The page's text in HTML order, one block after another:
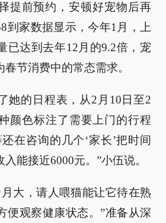
提前预约，安顿好宠物后再
到家数据显示，今年1月，上
已达到去年12月的9.2倍，宠
节消费中的常态需求。
她的日程表，从2月10日至2
颜色标注了需要上门的行程
在咨询的几个‘家长’把时间
能接近6000元。”小伍说。
大，请人喂猫能让它待在熟
便观察健康状态。”准备从深